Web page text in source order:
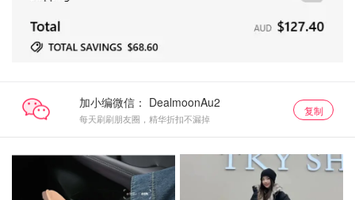
加小编微信：
每天刷刷朋友圈，精华折扣不漏掉
复制